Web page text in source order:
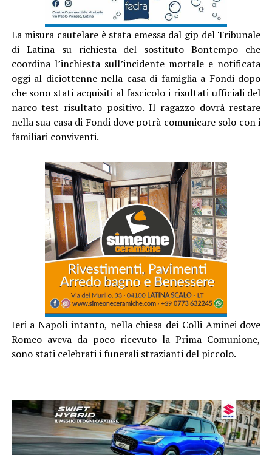
La misura cautelare è stata emessa dal gip del Tribunale
di Latina su richiesta del sostituto Bontempo che
coordina l’inchiesta sull’incidente mortale e notificata
oggi al diciottenne nella casa di famiglia a Fondi dopo
che sono stati acquisiti al fascicolo i risultati ufficiali del
narco test risultato positivo. Il ragazzo dovrà restare
nella sua casa di Fondi dove potrà comunicare solo con i
familiari conviventi.
Ieri a Napoli intanto, nella chiesa dei Colli Aminei dove
Romeo aveva da poco ricevuto la Prima Comunione,
sono stati celebrati i funerali strazianti del piccolo.